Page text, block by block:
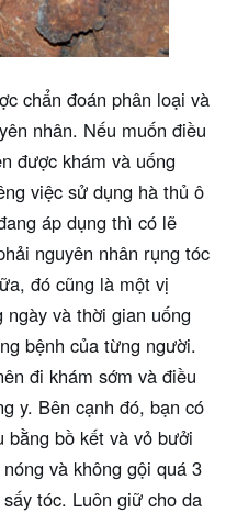
chẩn đoán phân loại và
nhân. Nếu muốn điều
được khám và uống
việc sử dụng hà thủ ô
áp dụng thì có lẽ
nguyên nhân rụng tóc
đó cũng là một vị
và thời gian uống
bệnh của từng người.
đi khám sớm và điều
y. Bên cạnh đó, bạn có
bồ kết và vỏ bưởi
và không gội quá 3
tóc. Luôn giữ cho da